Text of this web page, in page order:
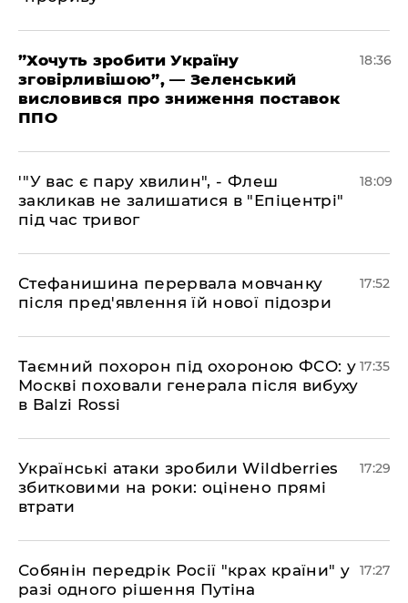
​”Хочуть зробити Україну
зговірливішою”, — Зеленський
висловився про зниження поставок
ППО
18:36
​'"У вас є пару хвилин", - Флеш
закликав не залишатися в "Епіцентрі"
під час тривог
18:09
​Стефанишина перервала мовчанку
після пред'явлення їй нової підозри
17:52
​Таємний похорон під охороною ФСО: у
Москві поховали генерала після вибуху
в Balzi Rossi
17:35
​Українські атаки зробили Wildberries
збитковими на роки: оцінено прямі
втрати
17:29
​Собянін передрік Росії "крах країни" у
разі одного рішення Путіна
17:27